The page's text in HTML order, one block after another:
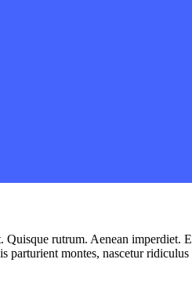
rutrum. Aenean imperdiet.
montes, nascetur